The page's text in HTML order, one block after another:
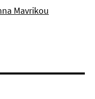
Mavrikou